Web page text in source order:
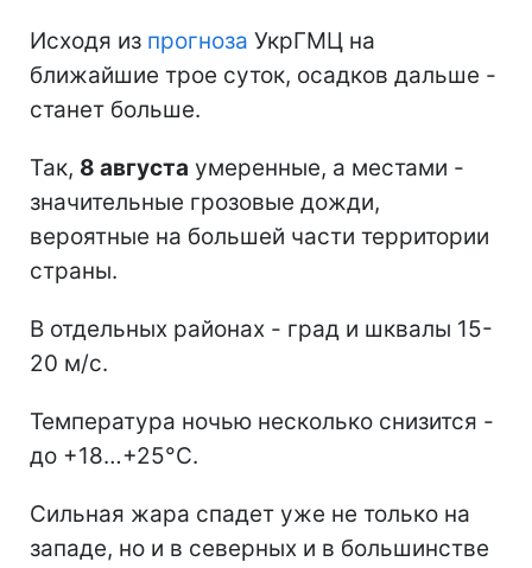
Исходя из прогноза УкрГМЦ на
ближайшие трое суток, осадков дальше -
станет больше.
Так, 8 августа умеренные, а местами -
значительные грозовые дожди,
вероятные на большей части территории
страны.
В отдельных районах - град и шквалы 15-
20 м/с.
Температура ночью несколько снизится -
до +18…+25°С.
Сильная жара спадет уже не только на
западе, но и в северных и в большинстве